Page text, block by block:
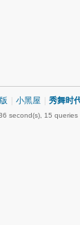
小黑屋 秀舞时
second(s), 15 queries .